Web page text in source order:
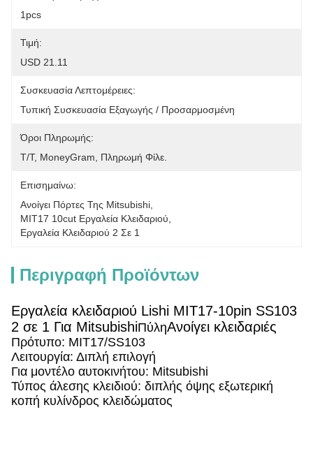
1pcs
Τιμή:
USD 21.11
Συσκευασία Λεπτομέρειες:
Τυπική Συσκευασία Εξαγωγής / Προσαρμοσμένη
Όροι Πληρωμής:
Τ/Τ, MoneyGram, Πληρωμή Φίλε.
Επισημαίνω:
Ανοίγει Πόρτες Της Mitsubishi
ΜΙΤ17 10cut Εργαλεία Κλειδαριού
Εργαλεία Κλειδαριού 2 Σε 1
Περιγραφή Προϊόντων
Εργαλεία κλειδαριού Lishi MIT17-10pin SS103
2 σε 1 Για MitsubishiΠύληΑνοίγει κλειδαριές
Πρότυπο: MIT17/SS103
Λειτουργία: Διπλή επιλογή
Για μοντέλο αυτοκινήτου: Mitsubishi
Τύπος άλεσης κλειδιού: διπλής όψης εξωτερική
κοπή κυλίνδρος κλειδώματος